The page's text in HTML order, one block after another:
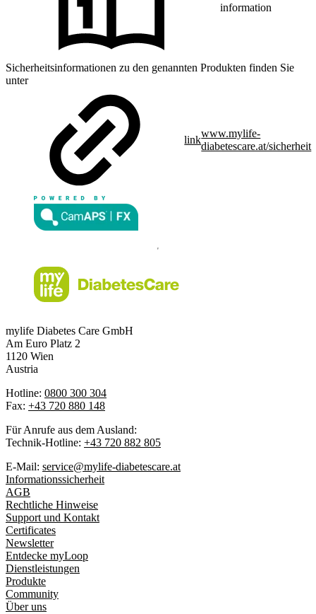
information
Sicherheitsinformationen zu den genannten Produkten finden Sie
unter
link
www.mylife-
diabetescare.at/sicherheit
mylife Diabetes Care GmbH
Am Euro Platz 2
1120 Wien
Austria
Hotline: 0800 300 304
Fax: +43 720 880 148
Für Anrufe aus dem Ausland:
Technik-Hotline: +43 720 882 805
E-Mail: service@mylife-diabetescare.at
Informationssicherheit
AGB
Rechtliche Hinweise
Support und Kontakt
Certificates
Newsletter
Entdecke myLoop
Dienstleistungen
Produkte
Community
Über uns